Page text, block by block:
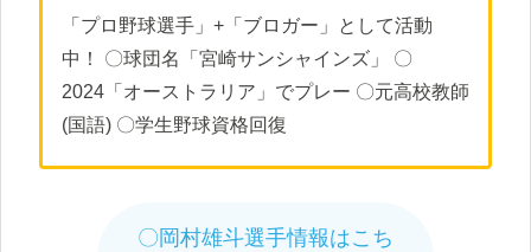
「プロ野球選手」+「ブロガー」として活動
中！ 〇球団名「宮崎サンシャインズ」 〇
2024「オーストラリア」でプレー 〇元高校教師
(国語) 〇学生野球資格回復
〇岡村雄斗選手情報はこち